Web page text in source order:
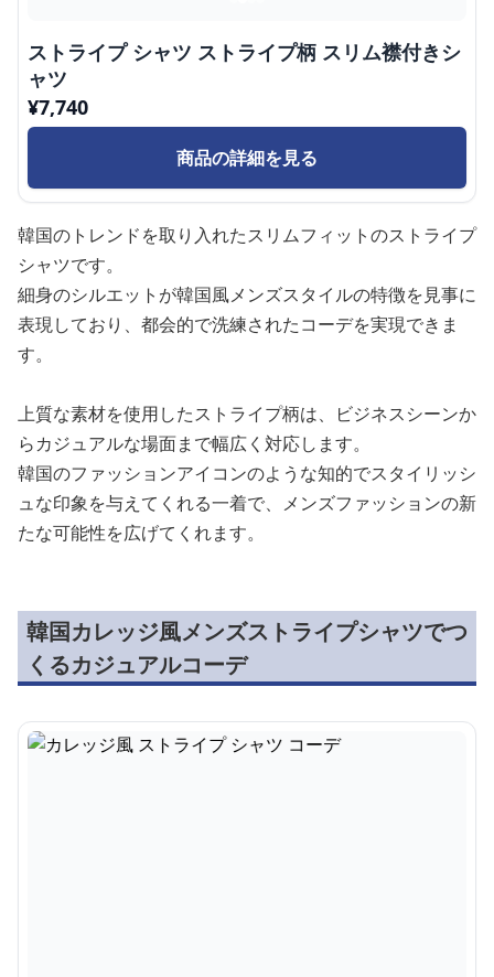
ストライプ シャツ ストライプ柄 スリム襟付きシ
ャツ
¥7,740
商品の詳細を見る
韓国のトレンドを取り入れたスリムフィットのストライプ
シャツです。
細身のシルエットが韓国風メンズスタイルの特徴を見事に
表現しており、都会的で洗練されたコーデを実現できま
す。
上質な素材を使用したストライプ柄は、ビジネスシーンか
らカジュアルな場面まで幅広く対応します。
韓国のファッションアイコンのような知的でスタイリッシ
ュな印象を与えてくれる一着で、メンズファッションの新
たな可能性を広げてくれます。
韓国カレッジ風メンズストライプシャツでつ
くるカジュアルコーデ